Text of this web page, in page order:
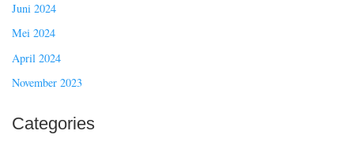
Juni 2024
Mei 2024
April 2024
November 2023
Categories